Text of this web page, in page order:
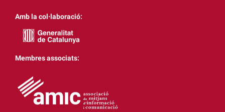
Amb la col·laboració:
Membres associats: